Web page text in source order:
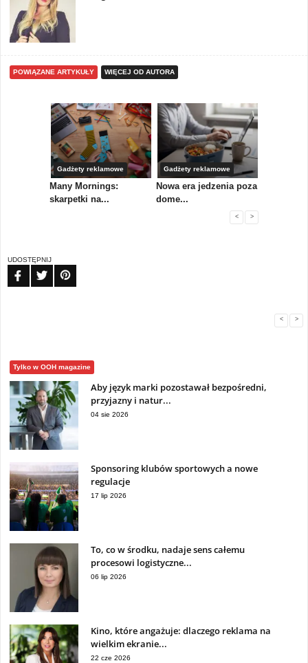
POWIĄZANE ARTYKUŁY WIĘCEJ OD AUTORA
Gadżety reklamowe
Many Mornings:
skarpetki na...
Gadżety reklamowe
Nowa era jedzenia poza
dome...
< >
UDOSTĘPNIJ
< >
Tylko w OOH magazine
Aby język marki pozostawał bezpośredni,
przyjazny i natur...
04 sie 2026
Sponsoring klubów sportowych a nowe
regulacje
17 lip 2026
To, co w środku, nadaje sens całemu
procesowi logistyczne...
06 lip 2026
Kino, które angażuje: dlaczego reklama na
wielkim ekranie...
22 cze 2026